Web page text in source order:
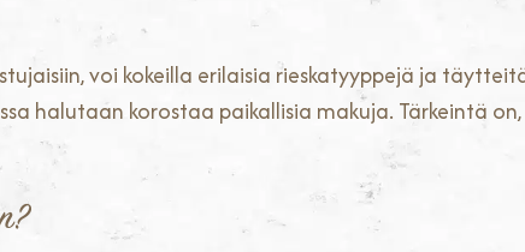
voi kokeilla erilaisia rieskatyyppejä ja
halutaan korostaa paikallisia makuja. Tärkeintä